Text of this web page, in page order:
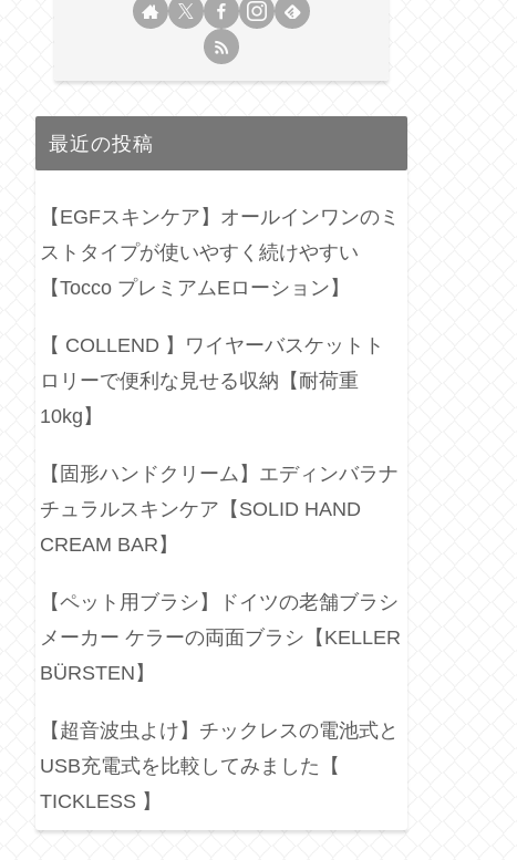
最近の投稿
【EGFスキンケア】オールインワンのミ
ストタイプが使いやすく続けやすい
【Tocco プレミアムEローション】
【 COLLEND 】ワイヤーバスケットト
ロリーで便利な見せる収納【耐荷重
10kg】
【固形ハンドクリーム】エディンバラナ
チュラルスキンケア【SOLID HAND
CREAM BAR】
【ペット用ブラシ】ドイツの老舗ブラシ
メーカー ケラーの両面ブラシ【KELLER
BÜRSTEN】
【超音波虫よけ】チックレスの電池式と
USB充電式を比較してみました【
TICKLESS 】